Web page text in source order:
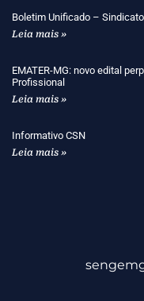
Boletim Unificado –
Leia mais »
EMATER-MG: novo edital
Profissional
Leia mais »
Informativo CSN
Leia mais »